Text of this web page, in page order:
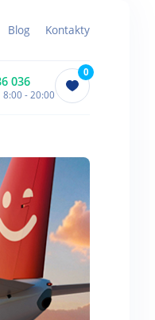
Blog Kontakty
036
- 20:00
0